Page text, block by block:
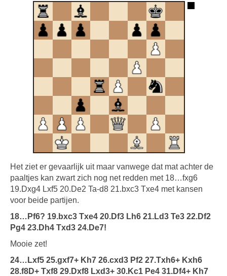
Het ziet er gevaarlijk uit maar vanwege dat mat achter de
paaltjes kan zwart zich nog net redden met 18…fxg6
19.Dxg4 Lxf5 20.De2 Ta-d8 21.bxc3 Txe4 met kansen
voor beide partijen.
18…Pf6? 19.bxc3 Txe4 20.Df3 Lh6 21.Ld3 Te3 22.Df2
Pg4 23.Dh4 Txd3 24.De7!
Mooie zet!
24…Lxf5 25.gxf7+ Kh7 26.cxd3 Pf2 27.Txh6+ Kxh6
28.f8D+ Txf8 29.Dxf8 Lxd3+ 30.Kc1 Pe4 31.Df4+ Kh7